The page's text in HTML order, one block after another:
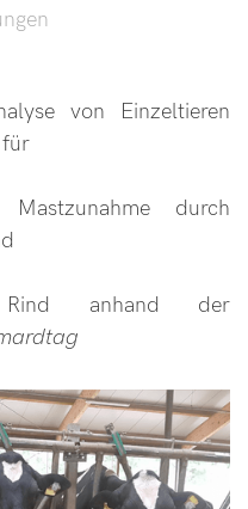
von Einzeltieren
für
durch
Rind anhand der